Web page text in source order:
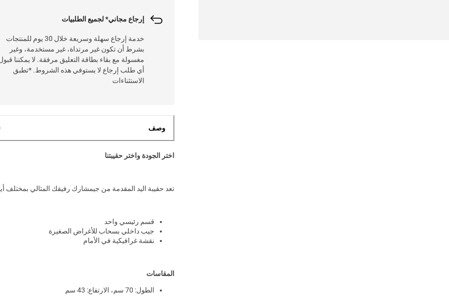
إرجاع مجاني* لجميع الطلبيات
خدمة إرجاع سهلة وسريعة خلال 30 يوم للمنتجات
بشرط أن تكون غير مرتداة، غير مستخدمة، وغير
مغسولة مع بقاء بطاقة التعليق مرفقة. لا يمكننا
أي طلب إرجاع لا يستوفي هذه الشروط. *تطبق
الاستثناءات
وصف
اختر الجودة واختر حقيبتنا
تعد حقيبة اليد المقدمة من جيمشارك رفيقك المثالي بمختلف
قسم رئيسي واحد
جيب داخلي بسحاب للأغراض الصغيرة
نقشة غرافيكية في الأمام
المقاسات
الطول: 70 سم، الارتفاع: 43 سم